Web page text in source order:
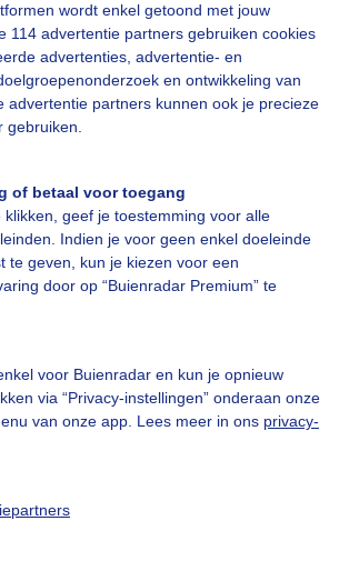
wordt enkel getoond met jouw
114 advertentie partners gebruiken cookies
advertenties, advertentie- en
en ontwikkeling van
advertentie partners kunnen ook je precieze
gebruiken.
of betaal voor toegang
klikken, geef je toestemming voor alle
Indien je voor geen enkel doeleinde
te geven, kun je kiezen voor een
door op “Buienradar Premium” te
voor Buienradar en kun je opnieuw
via “Privacy-instellingen” onderaan onze
van onze app. Lees meer in ons privacy-